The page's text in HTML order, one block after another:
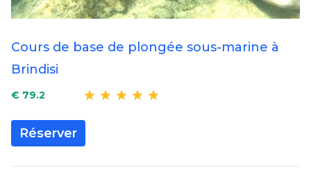
Cours de base de plongée sous-marine à
Brindisi
€ 79.2
Réserver